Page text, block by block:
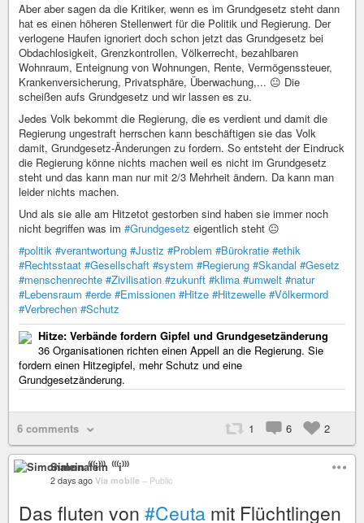
Aber aber sagen da die Kritiker, wenn es im Grundgesetz steht dann
hat es einen höheren Stellenwert für die Politik und Regierung. Der
verlogene Haufen ignoriert doch schon jetzt das Grundgesetz bei
Obdachlosigkeit, Grenzkontrollen, Völkerrecht, bezahlbaren
Wohnraum, Enteignung von Wohnungen, Rente, Vermögenssteuer,
Krankenversicherung, Privatsphäre, Überwachung,... 😐 Die
scheißen aufs Grundgesetz und wir lassen es zu.
Jedes Volk bekommt die Regierung, die es verdient und damit die
Regierung ungestraft herrschen kann beschäftigen sie das Volk
damit, Grundgesetz-Änderungen zu fordern. So entsteht der Eindruck
die Regierung könne nichts machen weil es nicht im Grundgesetz
steht und das kann man nur mit 2/3 Mehrheit ändern. Da kann man
leider nichts machen.
Und als sie alle am Hitzetot gestorben sind haben sie immer noch
nicht begriffen was im #Grundgesetz eigentlich steht 😐
#politik #verantwortung #Justiz #Problem #Bürokratie #ethik
#Rechtsstaat #Gesellschaft #system #Regierung #Skandal #Gesetz
#menschenrechte #Zivilisation #zukunft #klima #umwelt #natur
#Lebensraum #erde #Emissionen #Hitze #Hitzewelle #Völkermord
#Verbrechen #Schutz
Hitze: Verbände fordern Gipfel und Grundgesetzänderung
36 Organisationen richten einen Appell an die Regierung. Sie
fordern einen Hitzegipfel, mehr Schutz und eine
Grundgesetzänderung.
6 comments 1 6 2
Simonalein ⁽⁽⁽i⁾⁾⁾
2 days ago Via mobile – Public
Das fluten von #Ceuta mit Flüchtlingen